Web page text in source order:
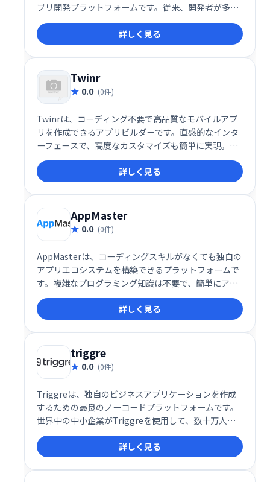
プリ開発プラットフォームです。従来、開発者が多く
の時間を費やしていたERPやCRM、顧客ポータル、業
務プロセス自動化ツールといったカスタム業務アプリ
ケーションの構築を、プロンプト入力だけで完結させ
る革新的な仕組みを提供しています。
詳しく見る
Twinr
0.0 (0件)
Twinrは、コーディング不要で高品質なモバイルアプ
リを作成できるアプリビルダーです。直感的なインタ
ーフェースで、高度なカスタマイズも簡単に実現。複
雑な開発工程を省き、迅速かつ柔軟に独自のアプリを
制作できます。 あなたのアイデアを、手軽にアプリ
に。
詳しく見る
AppMaster
0.0 (0件)
AppMasterは、コーディングスキルがなくても独自の
アプリエコシステムを構築できるプラットフォームで
す。複雑なプログラミング知識は不要で、簡単にアプ
リ開発を始められます。直感的なインターフェース
で、効率的な開発と迅速なリリースを実現します。 あ
なたのビジネスを加速させる、革新的なアプリ開発ソ
リューションです。
詳しく見る
triggre
0.0 (0件)
Triggreは、独自のビジネスアプリケーションを作成
するための最良のノーコードプラットフォームです。
世界中の中小企業がTriggreを使用して、数十万人の
ユーザーにサービスを提供するアプリケーションを作
成してきました。
詳しく見る